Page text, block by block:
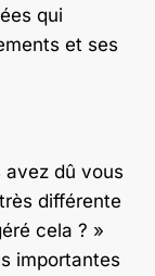
qui
et ses
dû vous
différente
cela ? »
importantes